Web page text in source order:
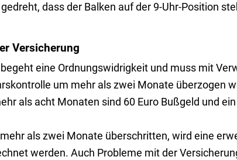
dass der Balken auf der 9-Uhr-Position
Versicherung
eine Ordnungswidrigkeit und muss mit
um mehr als zwei Monate überzogen
als acht Monaten sind 60 Euro Bußgeld und
als zwei Monate überschritten, wird eine
werden. Auch Probleme mit der